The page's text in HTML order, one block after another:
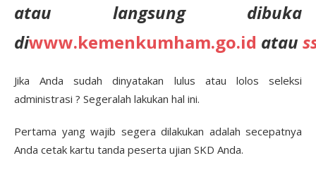
atau langsung dibuka
diwww.kemenkumham.go.id atau
Jika Anda sudah dinyatakan lulus atau lolos seleksi
administrasi ? Segeralah lakukan hal ini.
Pertama yang wajib segera dilakukan adalah secepatnya
Anda cetak kartu tanda peserta ujian SKD Anda.